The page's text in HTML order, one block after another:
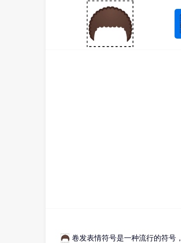
🦱
🦱 卷发表情符号是一种流行的符号